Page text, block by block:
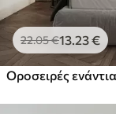
22.05€13.23€